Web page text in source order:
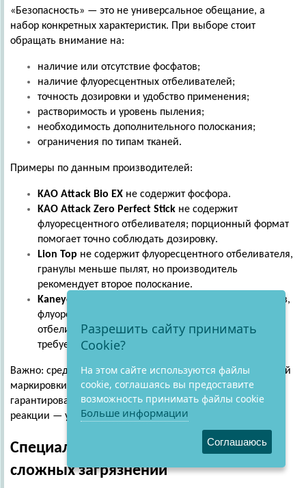
«Безопасность» — это не универсальное обещание, а
набор конкретных характеристик. При выборе стоит
обращать внимание на:
наличие или отсутствие фосфатов;
наличие флуоресцентных отбеливателей;
точность дозировки и удобство применения;
растворимость и уровень пыления;
необходимость дополнительного полоскания;
ограничения по типам тканей.
Примеры по данным производителей:
KAO Attack Bio EX не содержит фосфора.
KAO Attack Zero Perfect Stick не содержит
флуоресцентного отбеливателя; порционный формат
помогает точно соблюдать дозировку.
Lion Top не содержит флуоресцентного отбеливателя,
гранулы меньше пылят, но производитель
рекомендует второе полоскание.
Kaneyo
не содержит фосфатов,
флуоресцентных усилителей белизны и
отбеливателей; дополнительное полоскание не
требуется.
Важно: среди рассмотренных средств нет подтверждённой
маркировки «гипоаллергенный». Поэтому нельзя
гарантировать полное отсутствие индивидуальной
реакции — учитывайте это при выборе.
Специализированные средства для
сложных загрязнений
Разрешить сайту принимать
Cookie?
На этом сайте используются файлы
cookie, соглашаясь вы предоставите
возможность принимать файлы cookie
Больше информации
Соглашаюсь